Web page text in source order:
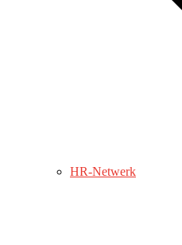
HR-Netwerk